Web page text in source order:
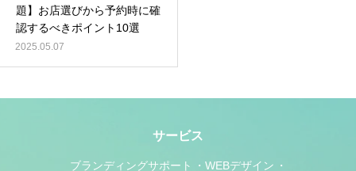
題】お店選びから予約時に確
認するべきポイント10選
2025.05.07
サービス
ブランディングサポート
WEBデザイン